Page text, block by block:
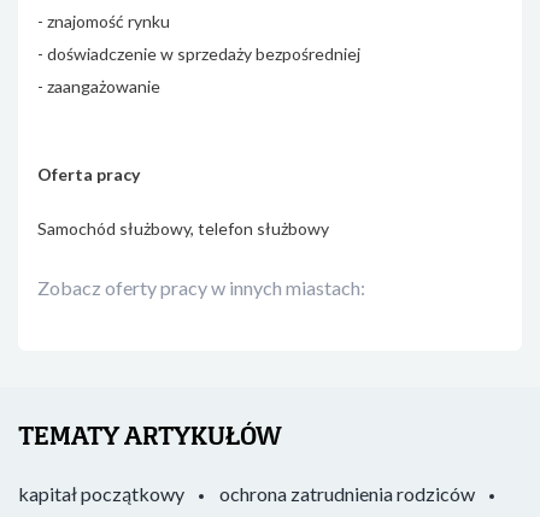
- znajomość rynku
- doświadczenie w sprzedaży bezpośredniej
- zaangażowanie
Oferta pracy
Samochód służbowy, telefon służbowy
Zobacz oferty pracy w innych miastach:
TEMATY ARTYKUŁÓW
kapitał początkowy
ochrona zatrudnienia rodziców